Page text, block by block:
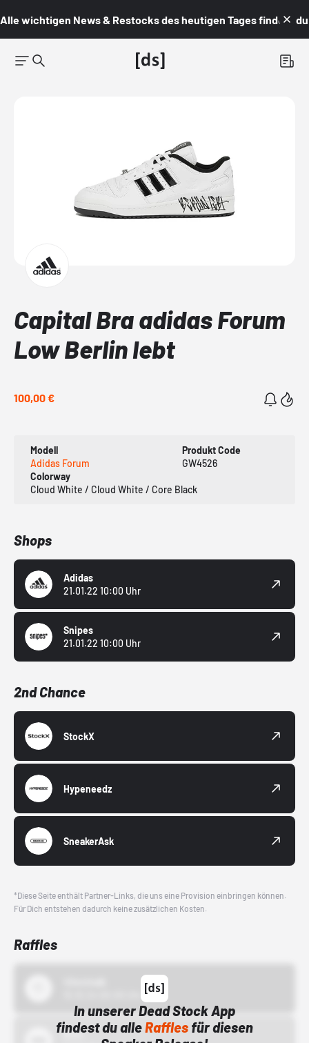
Alle wichtigen News & Restocks des heutigen Tages findest du
Capital Bra adidas Forum
Low Berlin lebt
100,00 €
Modell
Adidas Forum
Produkt Code
GW4526
Colorway
Cloud White / Cloud White / Core Black
Shops
Adidas
21.01.22 10:00 Uhr
Snipes
21.01.22 10:00 Uhr
2nd Chance
StockX
Hypeneedz
SneakerAsk
*Diese Seite enthält Partner-Links, die uns eine Provision einbringen können.
Für Dich entstehen dadurch keine zusätzlichen Kosten.
Raffles
In unserer Dead Stock App
findest du alleRafflesfür diesen
Bstn